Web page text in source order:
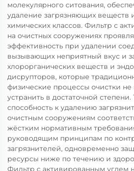
молекулярного ситования,
удаление загрязняющих веществ
химических классов. Фильтр с
на очистных сооружениях
эффективность при удалении
вызывающих неприятный вкус и
хлорорганических веществ и
дисрупторов, которые
физические процессы очистки не
устранить в достаточной
способность к удалению
очистным сооружениям
жёстким нормативным
руководящим принципам по
загрязнителей, одновременно
ресурсы ниже по течению и
Фильтр с активированным углем